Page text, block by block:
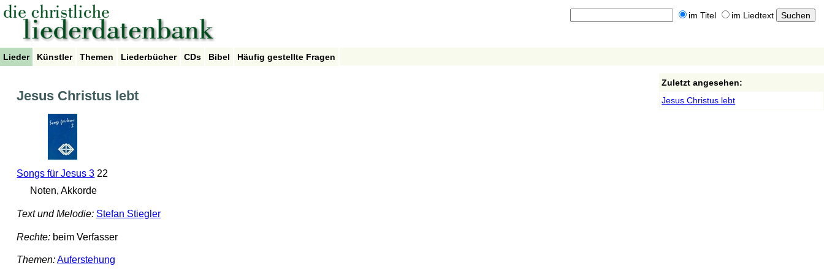
im Titel im Liedtext
Lieder Künstler Themen Liederbücher CDs Bibel Häufig gestellte Fragen
Jesus Christus lebt
Songs für Jesus 3 22
Noten, Akkorde
Text und Melodie: Stefan Stiegler
Rechte:beim Verfasser
Themen:Auferstehung
Zuletzt angesehen:
Jesus Christus lebt